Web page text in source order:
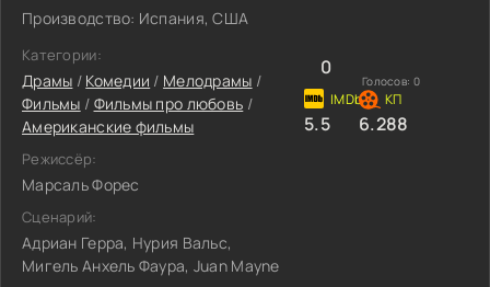
Производство: Испания, США
Категории:
Драмы / Комедии / Мелодрамы /
Фильмы / Фильмы про любовь /
Американские фильмы
Режиссёр:
Марсаль Форес
Сценарий:
Адриан Герра, Нурия Вальс,
Мигель Анхель Фаура, Juan Mayne
0
Голосов: 0
5.5 6.288